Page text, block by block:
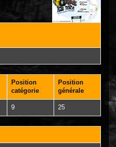
Position
catégorie
Position
générale
9 25